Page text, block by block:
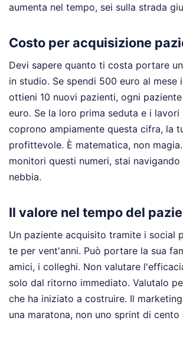
aumenta nel tempo, sei sulla strada
Costo per acquisizione
Devi sapere quanto ti costa portare
in studio. Se spendi 500 euro al mese
ottieni 10 nuovi pazienti, ogni
euro. Se la loro prima seduta e i lavori
coprono ampiamente questa cifra, la
profittevole. È matematica, non
monitori questi numeri, stai navigando
nebbia.
Il valore nel tempo del
Un paziente acquisito tramite i social
te per vent'anni. Può portare la sua
amici, i colleghi. Non valutare
solo dal ritorno immediato. Valutalo
che ha iniziato a costruire. Il
una maratona, non uno sprint di cento